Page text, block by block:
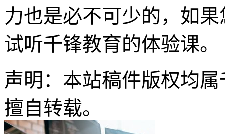
力也是必不可少的，如
试听千锋教育的体验课。
声明：本站稿件版权均
擅自转载。